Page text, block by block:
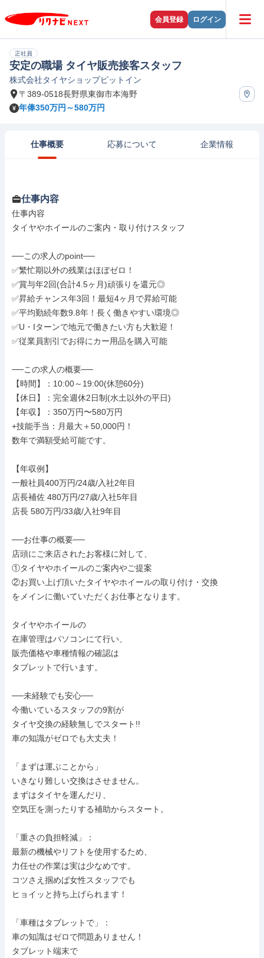
会員登録 ログイン
正社員
安定の職場 タイヤ販売接客スタッフ
株式会社タイヤショップピットイン
〒389-0518長野県東御市本海野
年俸350万円～580万円
仕事概要 応募について 企業情報
仕事内容
仕事内容
タイヤやホイールのご案内・取り付けスタッフ
──この求人のpoint──
✅繁忙期以外の残業はほぼゼロ！
✅賞与年2回(合計4.5ヶ月)頑張りを還元◎
✅昇給チャンス年3回！最短4ヶ月で昇給可能
✅平均勤続年数9.8年！長く働きやすい環境◎
✅U・Iターンで地元で働きたい方も大歓迎！
✅従業員割引でお得にカー用品を購入可能
──この求人の概要──
【時間】：10:00～19:00(休憩60分)
【休日】：完全週休2日制(水土以外の平日)
【年収】：350万円〜580万円
+技能手当：月最大＋50,000円！
数年で満額受給可能です。
【年収例】
一般社員400万円/24歳/入社2年目
店長補佐 480万円/27歳/入社5年目
店長 580万円/33歳/入社9年目
──お仕事の概要──
店頭にご来店されたお客様に対して、
①タイヤやホイールのご案内やご提案
②お買い上げ頂いたタイヤやホイールの取り付け・交換
をメインに働いていただくお仕事となります。
タイヤやホイールの
在庫管理はパソコンにて行い、
販売価格や車種情報の確認は
タブレットで行います。
──未経験でも安心──
今働いているスタッフの9割が
タイヤ交換の経験無しでスタート!!
車の知識がゼロでも大丈夫！
「まずは運ぶことから」
いきなり難しい交換はさせません。
まずはタイヤを運んだり、
空気圧を測ったりする補助からスタート。
「重さの負担軽減」：
最新の機械やリフトを使用するため、
力任せの作業は実は少なめです。
コツさえ掴めば女性スタッフでも
ヒョイッと持ち上げられます！
「車種はタブレットで」：
車の知識はゼロで問題ありません！
タブレット端末で